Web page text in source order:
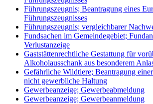
Führungszeugnis; Beantragung eines
Führungszeugnisses
Führungszeugnis; vergleichbarer
Fundsachen im Gemeindegebiet;
Verlustanzeige
Gaststättenrechtliche Gestattung für
Alkoholausschank aus besonderem
Gefährliche Wildtiere; Beantragung
nicht gewerbliche Haltung
Gewerbeanzeige; Gewerbeabmeldung
Gewerbeanzeige; Gewerbeanmeldung